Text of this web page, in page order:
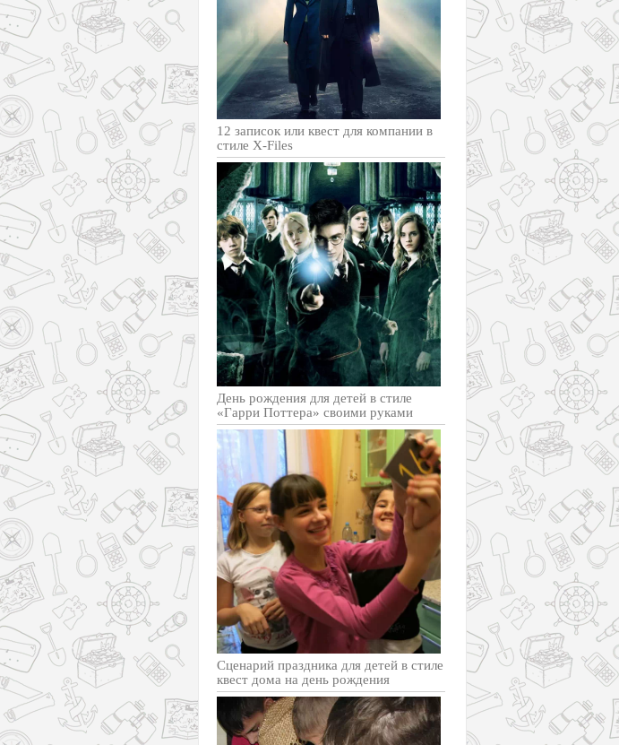
12 записок или квест для компании в
стиле X-Files
День рождения для детей в стиле
«Гарри Поттера» своими руками
Cценарий праздника для детей в стиле
квест дома на день рождения